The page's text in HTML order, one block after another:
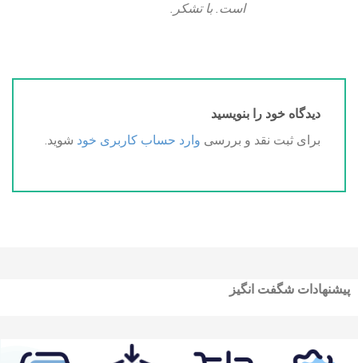
است. با تشکر.
دیدگاه خود را بنویسید
برای ثبت نقد و بررسی وارد حساب کاربری خود شوید.
پیشنهادات شگفت انگیز